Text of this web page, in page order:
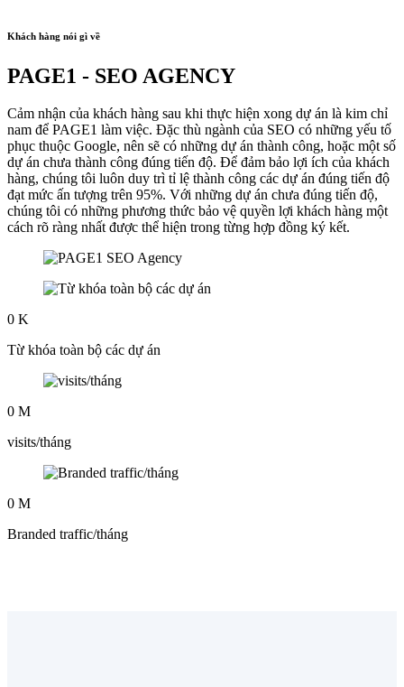
Khách hàng nói gì về
PAGE1 - SEO AGENCY
Cảm nhận của khách hàng sau khi thực hiện xong dự án là kim chỉ
nam để PAGE1 làm việc. Đặc thù ngành của SEO có những yếu tố
phục thuộc Google, nên sẽ có những dự án thành công, hoặc một số
dự án chưa thành công đúng tiến độ. Để đảm bảo lợi ích của khách
hàng, chúng tôi luôn duy trì tỉ lệ thành công các dự án đúng tiến độ
đạt mức ấn tượng trên 95%. Với những dự án chưa đúng tiến độ,
chúng tôi có những phương thức bảo vệ quyền lợi khách hàng một
cách rõ ràng nhất được thể hiện trong từng hợp đồng ký kết.
0 K
Từ khóa toàn bộ các dự án
0 M
visits/tháng
0 M
Branded traffic/tháng